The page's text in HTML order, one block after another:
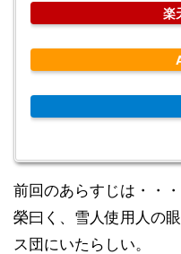
楽
前回のあらすじは・・・
榮曰く、雪人使用人の
ス団にいたらしい。